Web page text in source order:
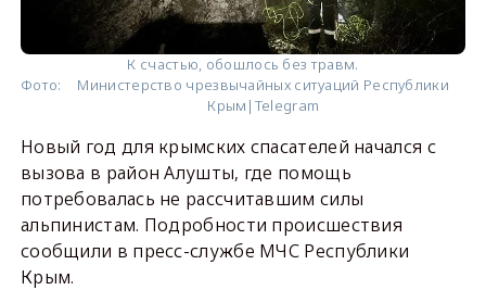
К счастью, обошлось без травм.
Фото:
Министерство чрезвычайных ситуаций Республики
Крым|Telegram
Новый год для крымских спасателей начался с
вызова в район Алушты, где помощь
потребовалась не рассчитавшим силы
альпинистам. Подробности происшествия
сообщили в пресс-службе МЧС Республики
Крым.